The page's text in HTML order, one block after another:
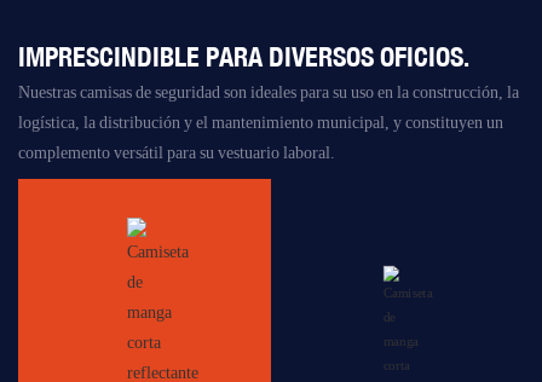
IMPRESCINDIBLE PARA DIVERSOS OFICIOS.
Nuestras camisas de seguridad son ideales para su uso en la construcción, la
logística, la distribución y el mantenimiento municipal, y constituyen un
complemento versátil para su vestuario laboral.